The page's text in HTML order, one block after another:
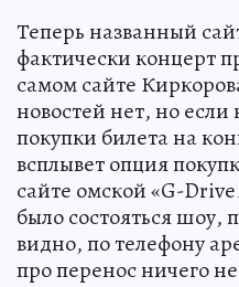
Теперь названный
фактически концерт
самом сайте
новостей нет, но
покупки билета на
всплывет опция
сайте омской «G-
было состояться шоу,
видно, по телефону
про перенос ничего